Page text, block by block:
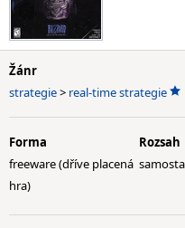
Žánr
strategie> real-time strategie
Forma
freeware (dříve placená
hra)
Rozsah